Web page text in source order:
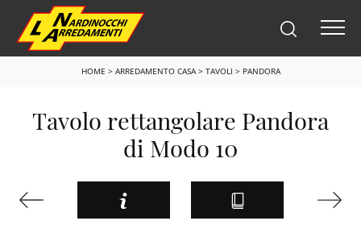
HOME > ARREDAMENTO CASA> TAVOLI > PANDORA
Tavolo rettangolare Pandora
di Modo 10